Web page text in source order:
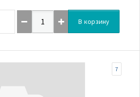
В корзину
7